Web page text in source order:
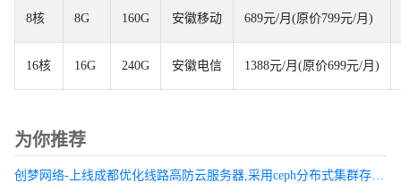
8核 8G 160G 安徽移动 689元/月(原价799元/月)
16核 16G 240G 安徽电信 1388元/月(原价699元/月)
为你推荐
创梦网络-上线成都优化线路高防云服务器,采用ceph分布式集群存储,数据安全可靠,多节点自动切换,不怕单节点故障导致业务中业的问题,自动切换到正常的计算节点